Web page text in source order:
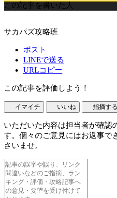
この記事を書いた人
サカパズ攻略班
ポスト
LINEで送る
URLコピー
この記事を評価しよう！
イマイチ いいね 指摘する
いただいた内容は担当者が確認
す。個々のご意見にはお返事で
さいませ。